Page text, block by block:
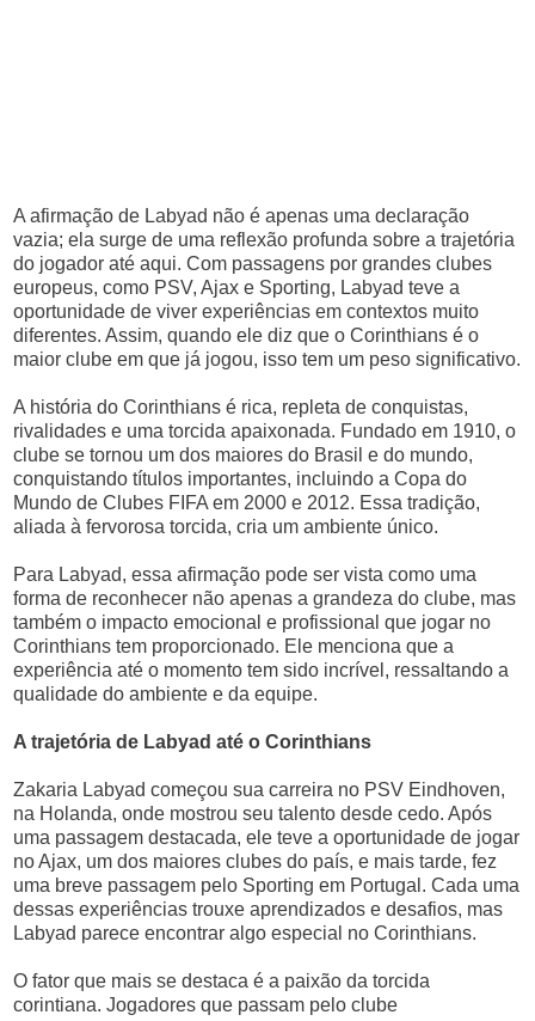
A afirmação de Labyad não é apenas uma declaração
vazia; ela surge de uma reflexão profunda sobre a trajetória
do jogador até aqui. Com passagens por grandes clubes
europeus, como PSV, Ajax e Sporting, Labyad teve a
oportunidade de viver experiências em contextos muito
diferentes. Assim, quando ele diz que o Corinthians é o
maior clube em que já jogou, isso tem um peso significativo.
A história do Corinthians é rica, repleta de conquistas,
rivalidades e uma torcida apaixonada. Fundado em 1910, o
clube se tornou um dos maiores do Brasil e do mundo,
conquistando títulos importantes, incluindo a Copa do
Mundo de Clubes FIFA em 2000 e 2012. Essa tradição,
aliada à fervorosa torcida, cria um ambiente único.
Para Labyad, essa afirmação pode ser vista como uma
forma de reconhecer não apenas a grandeza do clube, mas
também o impacto emocional e profissional que jogar no
Corinthians tem proporcionado. Ele menciona que a
experiência até o momento tem sido incrível, ressaltando a
qualidade do ambiente e da equipe.
A trajetória de Labyad até o Corinthians
Zakaria Labyad começou sua carreira no PSV Eindhoven,
na Holanda, onde mostrou seu talento desde cedo. Após
uma passagem destacada, ele teve a oportunidade de jogar
no Ajax, um dos maiores clubes do país, e mais tarde, fez
uma breve passagem pelo Sporting em Portugal. Cada uma
dessas experiências trouxe aprendizados e desafios, mas
Labyad parece encontrar algo especial no Corinthians.
O fator que mais se destaca é a paixão da torcida
corintiana. Jogadores que passam pelo clube